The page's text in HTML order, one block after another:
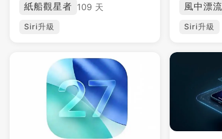
紙船觀星者 109 天
Siri升級
風中漂
Siri升級